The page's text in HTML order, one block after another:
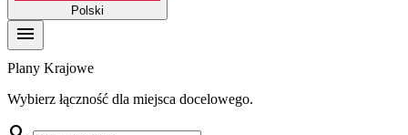
Polski
menu
Plany Krajowe
Wybierz łączność dla miejsca docelowego.